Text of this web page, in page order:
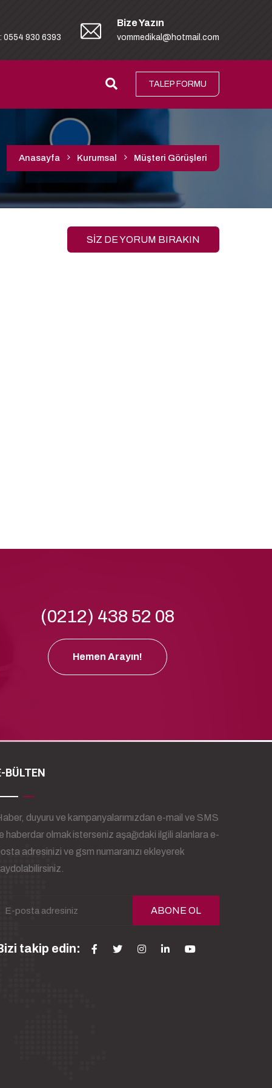
0554 930 6393
Bize Yazın
vommedikal@hotmail.com
TALEP FORMU
Anasayfa Kurumsal Müşteri Görüşleri
SİZ DE YORUM BIRAKIN
(0212) 438 52 08
Hemen Arayın!
BÜLTEN
duyuru ve kampanyalarımızdan e-mail ve SMS
haberdar olmak isterseniz aşağıdaki ilgili alanlara e-
adresinizi ve gsm numaranızı ekleyerek
ABONE OL
takip edin: